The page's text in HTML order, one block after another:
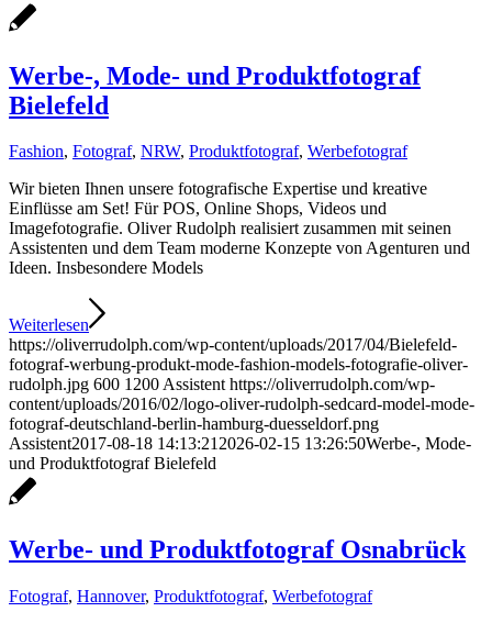
Werbe-, Mode- und Produktfotograf
Bielefeld
Fashion, Fotograf, NRW, Produktfotograf, Werbefotograf
Wir bieten Ihnen unsere fotografische Expertise und kreative
Einflüsse am Set! Für POS, Online Shops, Videos und
Imagefotografie. Oliver Rudolph realisiert zusammen mit seinen
Assistenten und dem Team moderne Konzepte von Agenturen und
Ideen. Insbesondere Models
Weiterlesen
https://oliverrudolph.com/wp-content/uploads/2017/04/Bielefeld-
fotograf-werbung-produkt-mode-fashion-models-fotografie-oliver-
rudolph.jpg 600 1200Assistent https://oliverrudolph.com/wp-
content/uploads/2016/02/logo-oliver-rudolph-sedcard-model-mode-
fotograf-deutschland-berlin-hamburg-duesseldorf.png
Assistent2017-08-18 14:13:212026-02-15 13:26:50Werbe-, Mode-
und Produktfotograf Bielefeld
Werbe- und Produktfotograf Osnabrück
Fotograf, Hannover, Produktfotograf, Werbefotograf